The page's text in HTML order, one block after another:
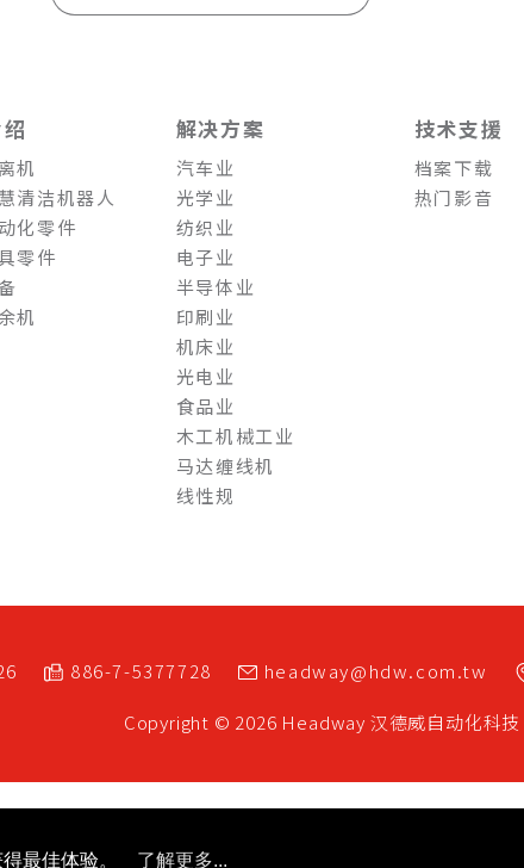
机
清洁机器人
化零件
零件
机
解决方案
汽车业
光学业
纺织业
电子业
半导体业
印刷业
机床业
光电业
食品业
木工机械工业
马达缠线机
线性规
技术支援
档案下载
热门影音
886-7-5377728 headway@hdw.com.tw
Copyright © 2026 Headway 汉德威自动化科技
最佳体验。 了解更多...